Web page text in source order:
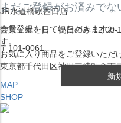
JR水道橋駅西口店
営業：土・日・祝日のみ 12:00-
〒101-0061
東京都千代田区神田三崎町２丁
MAP
SHOP
まだご登録がお済みでな
会員登録をしていただきますと
す。
お気に入り商品をご登録いただ
新